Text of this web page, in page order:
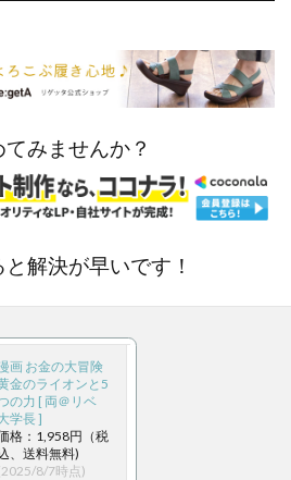
みませんか？
解決が早いです！
画 お金の大冒険
金のライオンと5
の力 [ 両＠リベ
学長 ]
格：1,958円（税
、送料無料)
8/7時点)